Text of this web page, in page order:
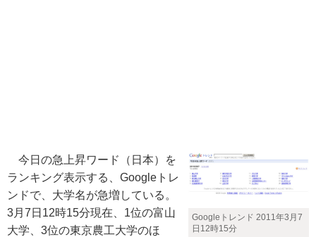
Googleトレンド 2011年3月7
日12時15分
今日の急上昇ワード（日本）を
ランキング表示する、Googleトレ
ンドで、大学名が急増している。
3月7日12時15分現在、1位の富山
大学、3位の東京農工大学のほ